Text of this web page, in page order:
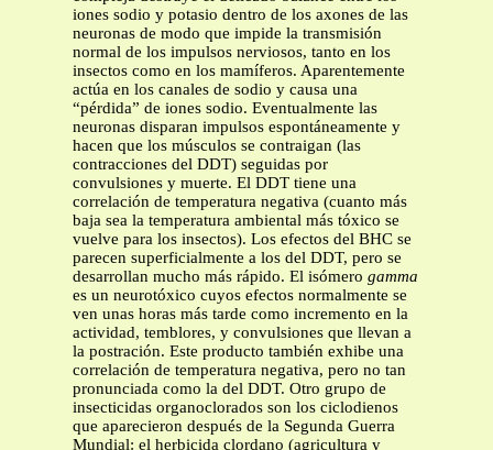
iones sodio y potasio dentro de los axones de las
neuronas de modo que impide la transmisión
normal de los impulsos nerviosos, tanto en los
insectos como en los mamíferos. Aparentemente
actúa en los canales de sodio y causa una
“pérdida” de iones sodio. Eventualmente las
neuronas disparan impulsos espontáneamente y
hacen que los músculos se contraigan (las
contracciones del DDT) seguidas por
convulsiones y muerte. El DDT tiene una
correlación de temperatura negativa (cuanto más
baja sea la temperatura ambiental más tóxico se
vuelve para los insectos). Los efectos del BHC se
parecen superficialmente a los del DDT, pero se
desarrollan mucho más rápido. El isómero gamma
es un neurotóxico cuyos efectos normalmente se
ven unas horas más tarde como incremento en la
actividad, temblores, y convulsiones que llevan a
la postración. Este producto también exhibe una
correlación de temperatura negativa, pero no tan
pronunciada como la del DDT. Otro grupo de
insecticidas organoclorados son los ciclodienos
que aparecieron después de la Segunda Guerra
Mundial: el herbicida clordano (agricultura y